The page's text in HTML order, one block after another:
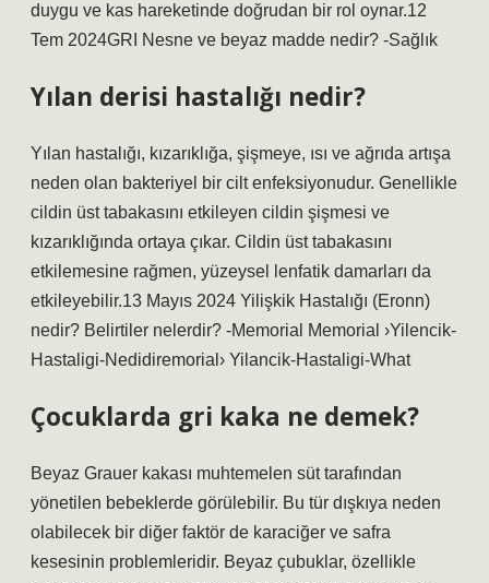
duygu ve kas hareketinde doğrudan bir rol oynar.12
Tem 2024GRI Nesne ve beyaz madde nedir? -Sağlık
Yılan derisi hastalığı nedir?
Yılan hastalığı, kızarıklığa, şişmeye, ısı ve ağrıda artışa
neden olan bakteriyel bir cilt enfeksiyonudur. Genellikle
cildin üst tabakasını etkileyen cildin şişmesi ve
kızarıklığında ortaya çıkar. Cildin üst tabakasını
etkilemesine rağmen, yüzeysel lenfatik damarları da
etkileyebilir.13 Mayıs 2024 Yilişkik Hastalığı (Eronn)
nedir? Belirtiler nelerdir? -Memorial Memorial ›Yilencik-
Hastaligi-Nedidiremorial› Yilancik-Hastaligi-What
Çocuklarda gri kaka ne demek?
Beyaz Grauer kakası muhtemelen süt tarafından
yönetilen bebeklerde görülebilir. Bu tür dışkıya neden
olabilecek bir diğer faktör de karaciğer ve safra
kesesinin problemleridir. Beyaz çubuklar, özellikle